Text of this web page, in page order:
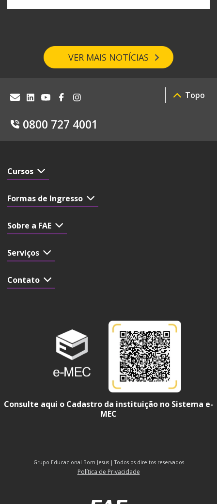
VER MAIS NOTÍCIAS
0800 727 4001
Topo
Cursos
Formas de Ingresso
Sobre a FAE
Serviços
Contato
Consulte aqui o Cadastro da instituição no Sistema e-
MEC
Grupo Educacional Bom Jesus | Todos os direitos reservados
Política de Privacidade